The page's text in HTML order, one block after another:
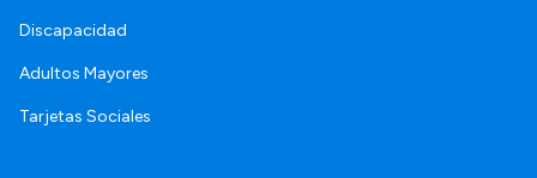
Discapacidad
Adultos Mayores
Tarjetas Sociales